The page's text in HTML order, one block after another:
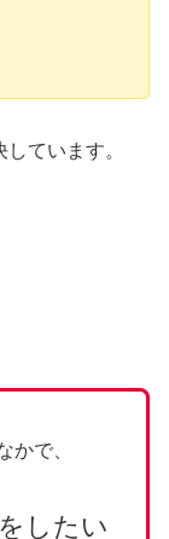
ています。
かで、
したい